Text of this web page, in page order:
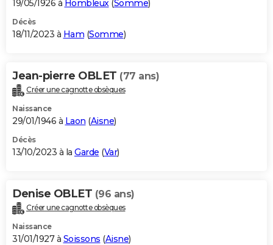
19/05/1926 à Hombleux(Somme)
Décès
18/11/2023 à Ham (Somme)
Jean-pierre OBLET (77 ans)
Créer une cagnotte obsèques
Naissance
29/01/1946 à Laon (Aisne)
Décès
13/10/2023 à la Garde (Var)
Denise OBLET (96 ans)
Créer une cagnotte obsèques
Naissance
31/01/1927 à Soissons (Aisne)